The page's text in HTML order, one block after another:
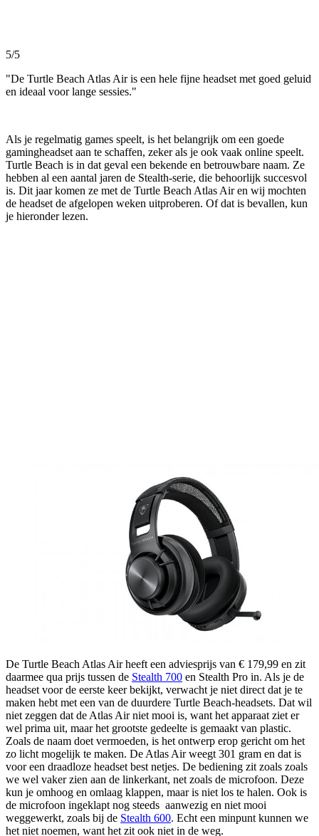
5/5
"De Turtle Beach Atlas Air is een hele fijne headset met goed geluid
en ideaal voor lange sessies."
Als je regelmatig games speelt, is het belangrijk om een goede
gamingheadset aan te schaffen, zeker als je ook vaak online speelt.
Turtle Beach is in dat geval een bekende en betrouwbare naam. Ze
hebben al een aantal jaren de Stealth-serie, die behoorlijk succesvol
is. Dit jaar komen ze met de Turtle Beach Atlas Air en wij mochten
de headset de afgelopen weken uitproberen. Of dat is bevallen, kun
je hieronder lezen.
De Turtle Beach Atlas Air heeft een adviesprijs van € 179,99 en zit
daarmee qua prijs tussen de Stealth 700 en Stealth Pro in. Als je de
headset voor de eerste keer bekijkt, verwacht je niet direct dat je te
maken hebt met een van de duurdere Turtle Beach-headsets. Dat wil
niet zeggen dat de Atlas Air niet mooi is, want het apparaat ziet er
wel prima uit, maar het grootste gedeelte is gemaakt van plastic.
Zoals de naam doet vermoeden, is het ontwerp erop gericht om het
zo licht mogelijk te maken. De Atlas Air weegt 301 gram en dat is
voor een draadloze headset best netjes. De bediening zit zoals zoals
we wel vaker zien aan de linkerkant, net zoals de microfoon. Deze
kun je omhoog en omlaag klappen, maar is niet los te halen. Ook is
de microfoon ingeklapt nog steeds aanwezig en niet mooi
weggewerkt, zoals bij de Stealth 600. Echt een minpunt kunnen we
het niet noemen, want het zit ook niet in de weg.